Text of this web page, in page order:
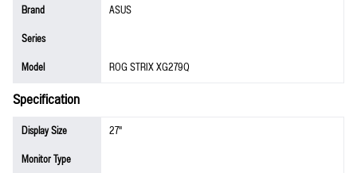
Brand
ASUS
Series
Model
ROG STRIX XG279Q
Specification
Display Size
27"
Monitor Type